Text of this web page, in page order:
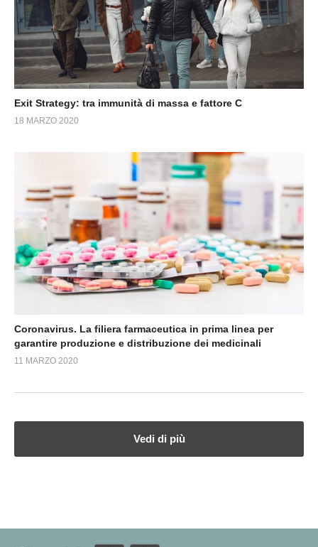
Exit Strategy: tra immunità di massa e fattore C
18 MARZO 2020
Coronavirus. La filiera farmaceutica in prima linea per
garantire produzione e distribuzione dei medicinali
11 MARZO 2020
Vedi di più